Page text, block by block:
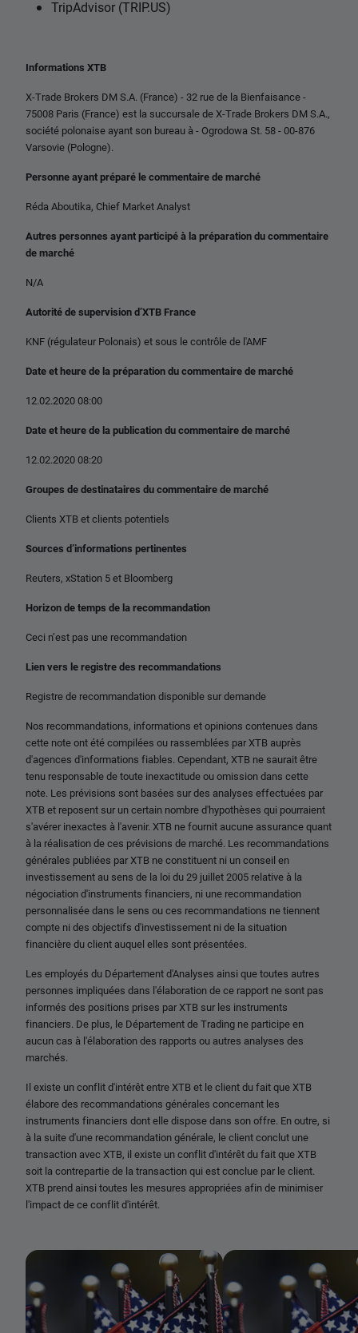
TripAdvisor (TRIP.US)
Informations XTB
X-Trade Brokers DM S.A. (France) - 32 rue de la Bienfaisance -
75008 Paris (France) est la succursale de X-Trade Brokers DM S.A.,
société polonaise ayant son bureau à - Ogrodowa St. 58 - 00-876
Varsovie (Pologne).
Personne ayant préparé le commentaire de marché
Réda Aboutika, Chief Market Analyst
Autres personnes ayant participé à la préparation du commentaire
de marché
N/A
Autorité de supervision d’XTB France
KNF (régulateur Polonais) et sous le contrôle de l'AMF
Date et heure de la préparation du commentaire de marché
12.02.2020 08:00
Date et heure de la publication du commentaire de marché
12.02.2020 08:20
Groupes de destinataires du commentaire de marché
Clients XTB et clients potentiels
Sources d’informations pertinentes
Reuters, xStation 5 et Bloomberg
Horizon de temps de la recommandation
Ceci n’est pas une recommandation
Lien vers le registre des recommandations
Registre de recommandation disponible sur demande
Nos recommandations, informations et opinions contenues dans
cette note ont été compilées ou rassemblées par XTB auprès
d'agences d'informations fiables. Cependant, XTB ne saurait être
tenu responsable de toute inexactitude ou omission dans cette
note. Les prévisions sont basées sur des analyses effectuées par
XTB et reposent sur un certain nombre d'hypothèses qui pourraient
s'avérer inexactes à l'avenir. XTB ne fournit aucune assurance quant
à la réalisation de ces prévisions de marché. Les recommandations
générales publiées par XTB ne constituent ni un conseil en
investissement au sens de la loi du 29 juillet 2005 relative à la
négociation d'instruments financiers, ni une recommandation
personnalisée dans le sens ou ces recommandations ne tiennent
compte ni des objectifs d'investissement ni de la situation
financière du client auquel elles sont présentées.
Les employés du Département d'Analyses ainsi que toutes autres
personnes impliquées dans l'élaboration de ce rapport ne sont pas
informés des positions prises par XTB sur les instruments
financiers. De plus, le Département de Trading ne participe en
aucun cas à l'élaboration des rapports ou autres analyses des
marchés.
Il existe un conflit d'intérêt entre XTB et le client du fait que XTB
élabore des recommandations générales concernant les
instruments financiers dont elle dispose dans son offre. En outre, si
à la suite d'une recommandation générale, le client conclut une
transaction avec XTB, il existe un conflit d'intérêt du fait que XTB
soit la contrepartie de la transaction qui est conclue par le client.
XTB prend ainsi toutes les mesures appropriées afin de minimiser
l'impact de ce conflit d'intérêt.